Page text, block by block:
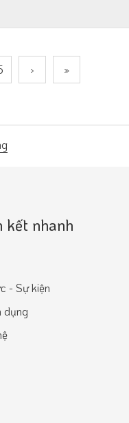
› »
kết nhanh
- Sự kiện
dụng